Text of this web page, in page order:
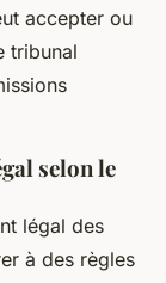
accepter ou
tribunal
selon le
légal des
à des règles